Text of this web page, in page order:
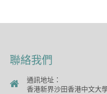
聯絡我們
通訊地址：
香港新界沙田香港中文大